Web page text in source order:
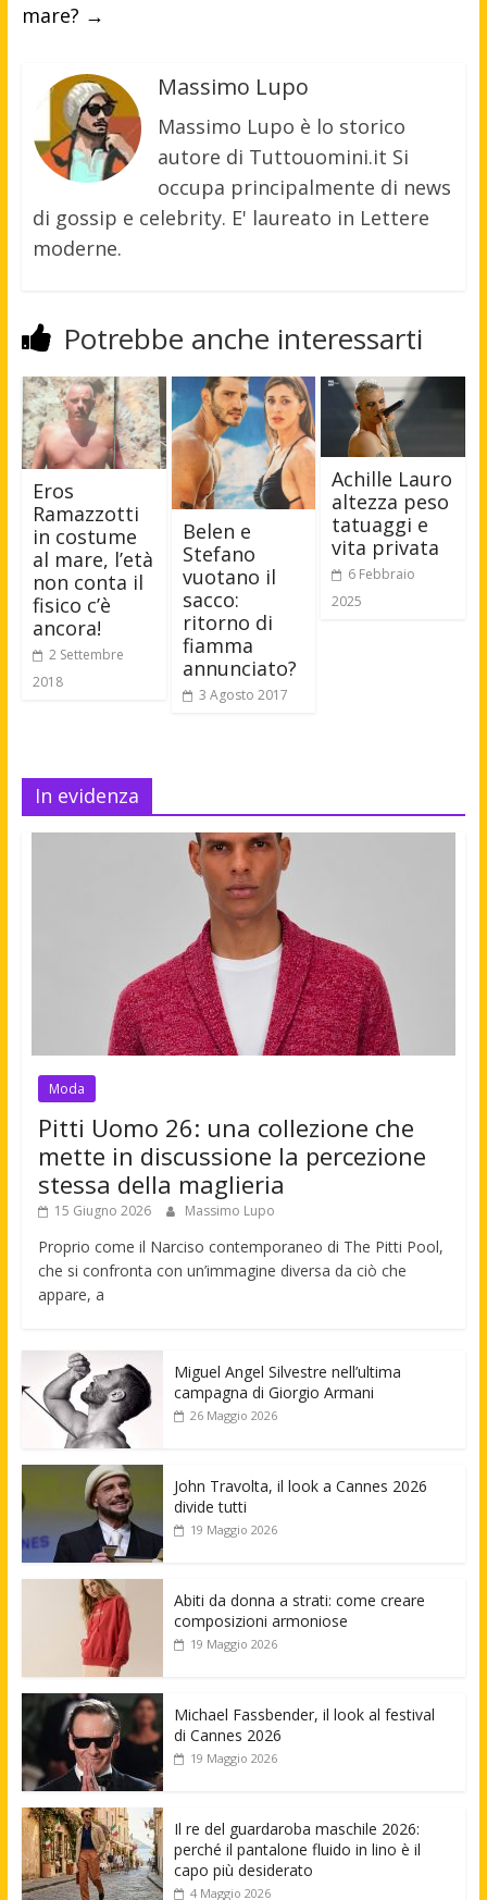
mare? →
Massimo Lupo
Massimo Lupo è lo storico
autore di Tuttouomini.it Si
occupa principalmente di news
di gossip e celebrity. E' laureato in Lettere
moderne.
Potrebbe anche interessarti
Eros
Ramazzotti
in costume
al mare, l’età
non conta il
fisico c’è
ancora!
2 Settembre
2018
Belen e
Stefano
vuotano il
sacco:
ritorno di
fiamma
annunciato?
3 Agosto 2017
Achille Lauro
altezza peso
tatuaggi e
vita privata
6 Febbraio
2025
In evidenza
Moda
Pitti Uomo 26: una collezione che
mette in discussione la percezione
stessa della maglieria
15 Giugno 2026 Massimo Lupo
Proprio come il Narciso contemporaneo di The Pitti Pool,
che si confronta con un’immagine diversa da ciò che
appare, a
Miguel Angel Silvestre nell’ultima
campagna di Giorgio Armani
26 Maggio 2026
John Travolta, il look a Cannes 2026
divide tutti
19 Maggio 2026
Abiti da donna a strati: come creare
composizioni armoniose
19 Maggio 2026
Michael Fassbender, il look al festival
di Cannes 2026
19 Maggio 2026
Il re del guardaroba maschile 2026:
perché il pantalone fluido in lino è il
capo più desiderato
4 Maggio 2026